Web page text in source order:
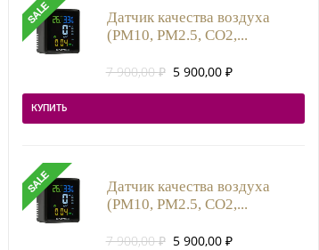
Датчик качества воздуха
(PM10, PM2.5, CO2,...
7 900,00₽ Первоначальная
7
5 900,00 ₽
900,00 ₽.
КУПИТЬ
Датчик качества воздуха
(PM10, PM2.5, CO2,...
7 900,00₽ Первоначальная
5 900,00 ₽